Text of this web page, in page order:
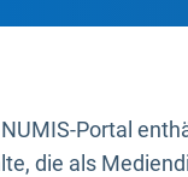
Portal
die als